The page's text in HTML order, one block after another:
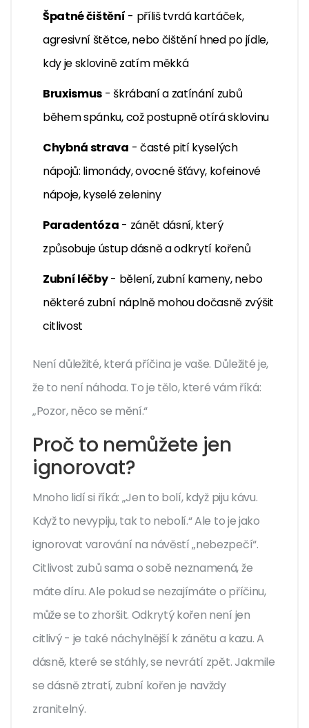
Špatné čištění - příliš tvrdá kartáček,
agresivní štětce, nebo čištění hned po jídle,
kdy je sklovině zatím měkká
Bruxismus - škrábaní a zatínání zubů
během spánku, což postupně otírá sklovinu
Chybná strava - časté pití kyselých
nápojů: limonády, ovocné šťávy, kofeinové
nápoje, kyselé zeleniny
Paradentóza - zánět dásní, který
způsobuje ústup dásně a odkrytí kořenů
Zubní léčby- bělení, zubní kameny, nebo
některé zubní náplně mohou dočasně zvýšit
citlivost
Není důležité, která příčina je vaše. Důležité je,
že to není náhoda. To je tělo, které vám říká:
„Pozor, něco se mění.“
Proč to nemůžete jen
ignorovat?
Mnoho lidí si říká: „Jen to bolí, když piju kávu.
Když to nevypiju, tak to nebolí.“ Ale to je jako
ignorovat varování na návěstí „nebezpečí“.
Citlivost zubů sama o sobě neznamená, že
máte díru. Ale pokud se nezajímáte o příčinu,
může se to zhoršit. Odkrytý kořen není jen
citlivý - je také náchylnější k zánětu a kazu. A
dásně, které se stáhly, se nevrátí zpět. Jakmile
se dásně ztratí, zubní kořen je navždy
zranitelný.